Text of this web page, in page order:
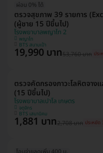
ผ่อน 0% ได้
ตรวจสุขภาพ 39 รายการ
(ผู้ชาย 15 ปีขึ้นไป)
โรงพยาบาลพญาไท 2
พญาไท
BTS สนามเป้า
19,990 บาท53,760 บาท ปร
ตรวจคัดกรองภาวะโลหิตจาง
(15 ปีขึ้นไป)
โรงพยาบาลเปาโล เกษตร
จตุจักร
BTS เสนานิคม
1,881 บาท2,708 บาท ประหยัด